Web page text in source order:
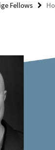
Fellows